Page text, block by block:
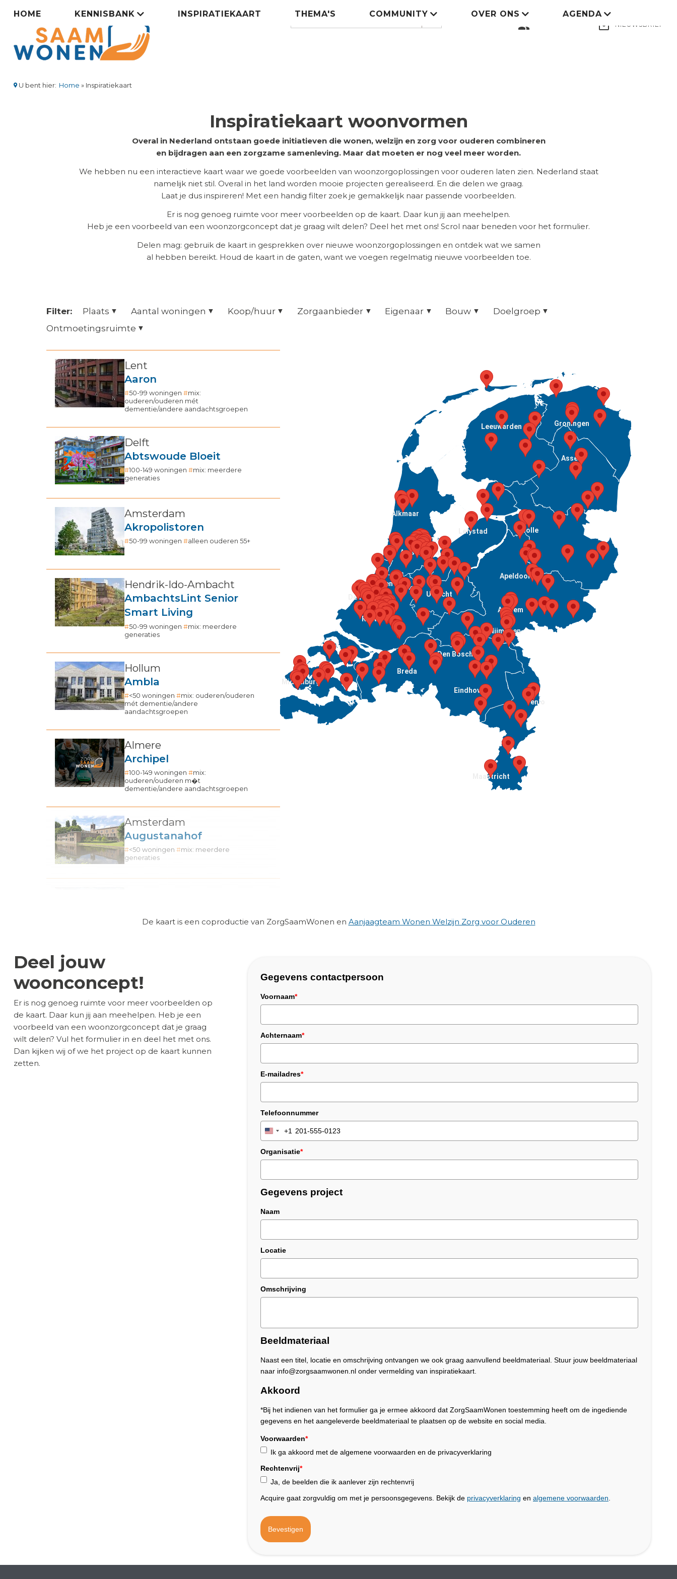
gaan
Zoeken search
group mail_outline NIEUWSBRIEF
Zorgsaamwonen
menu
HOME KENNISBANK INSPIRATIEKAART THEMA'S COMMUNITY OVER ONS AGENDA
U bent hier: Home Inspiratiekaart
Inspiratiekaart woonvormen
Overal in Nederland ontstaan goede initiatieven die wonen, welzijn en zorg voor ouderen combineren
en bijdragen aan een zorgzame samenleving. Maar dat moeten er nog veel meer worden.
We hebben nu een interactieve kaart waar we goede voorbeelden van woonzorgoplossingen voor ouderen laten zien. Nederland staat
namelijk niet stil. Overal in het land worden mooie projecten gerealiseerd. En die delen we graag.
Laat je dus inspireren! Met een handig filter zoek je gemakkelijk naar passende voorbeelden.
Er is nog genoeg ruimte voor meer voorbeelden op de kaart. Daar kun jij aan meehelpen.
Heb je een voorbeeld van een woonzorgconcept dat je graag wilt delen? Deel het met ons! Scrol naar beneden voor het formulier.
Delen mag: gebruik de kaart in gesprekken over nieuwe woonzorgoplossingen en ontdek wat we samen
al hebben bereikt. Houd de kaart in de gaten, want we voegen regelmatig nieuwe voorbeelden toe.
De kaart is een coproductie van ZorgSaamWonen en Aanjaagteam Wonen Welzijn Zorg voor Ouderen
Deel jouw
woonconcept!
Er is nog genoeg ruimte voor meer voorbeelden op
de kaart. Daar kun jij aan meehelpen. Heb je een
voorbeeld van een woonzorgconcept dat je graag
wilt delen? Vul het formulier in en deel het met ons.
Dan kijken wij of we het project op de kaart kunnen
zetten.
Gegevens contactpersoon
Voornaam*
Achternaam*
E-mailadres*
Telefoonnummer
United
+1
+1
Organisatie*
Gegevens project
Naam
Locatie
Omschrijving
Beeldmateriaal
Naast een titel, locatie en omschrijving ontvangen we ook graag aanvullend beeldmateriaal. Stuur jouw beeldmateriaal
naar info@zorgsaamwonen.nl onder vermelding van inspiratiekaart.
Akkoord
*Bij het indienen van het formulier ga je ermee akkoord dat ZorgSaamWonen toestemming heeft om de ingediende
gegevens en het aangeleverde beeldmateriaal te plaatsen op de website en social media.
Voorwaarden*
Ik ga akkoord met de algemene voorwaarden en de privacyverklaring
Rechtenvrij*
Ja, de beelden die ik aanlever zijn rechtenvrij
Acquire gaat zorgvuldig om met je persoonsgegevens. Bekijk de privacyverklaring en algemene voorwaarden.
Bevestigen